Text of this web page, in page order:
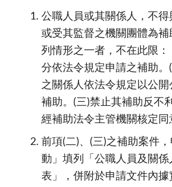
公職人員或其關係人，不
或受其監督之機關團體為補
列情形之一者，不在此限：
分依法令規定申請之補助。
之關係人依法令規定以公開
補助。(三)禁止其補助反不
經補助法令主管機關核定同
前項(二)、(三)之補助案件
動」填列「公職人員及關
表」，併附於申請文件內據